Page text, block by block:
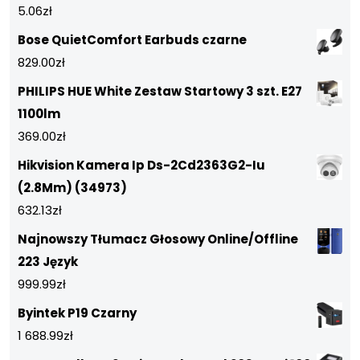
5.06zł
Bose QuietComfort Earbuds czarne
829.00zł
PHILIPS HUE White Zestaw Startowy 3 szt. E27
1100lm
369.00zł
Hikvision Kamera Ip Ds-2Cd2363G2-Iu
(2.8Mm) (34973)
632.13zł
Najnowszy Tłumacz Głosowy Online/Offline
223 Język
999.99zł
Byintek P19 Czarny
1 688.99zł